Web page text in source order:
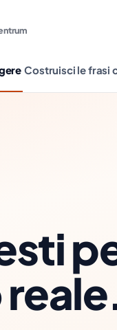
Costruisci le frasi